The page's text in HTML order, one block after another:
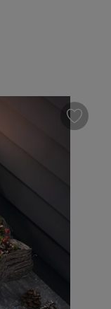
la quantité